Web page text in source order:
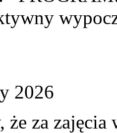
2026
że za